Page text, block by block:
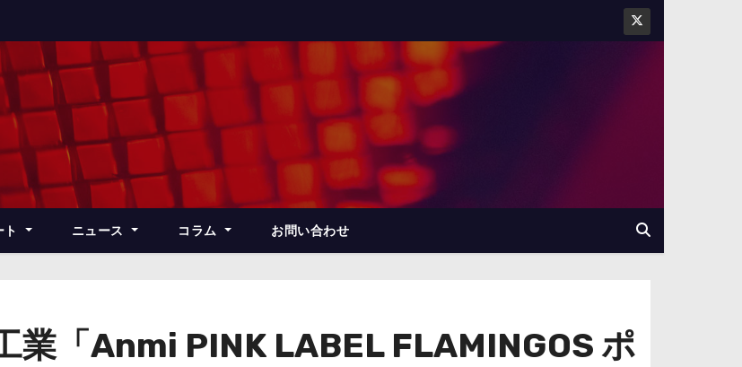
ト ニュース コラム お問い合わせ
業「Anmi PINK LABEL FLAMINGOS ポ